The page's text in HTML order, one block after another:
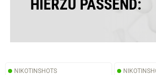
HIERZU PASSEND:
NIKOTINSHOTS